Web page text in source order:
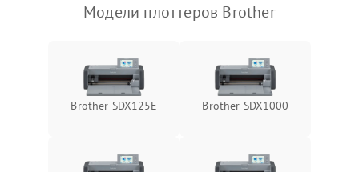
Модели плоттеров Brother
Brother SDX125E Brother SDX1000